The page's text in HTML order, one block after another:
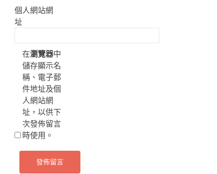
個人網站網
址
在瀏覽器中
儲存顯示名
稱、電子郵
件地址及個
人網站網
址，以供下
次發佈留言
時使用。